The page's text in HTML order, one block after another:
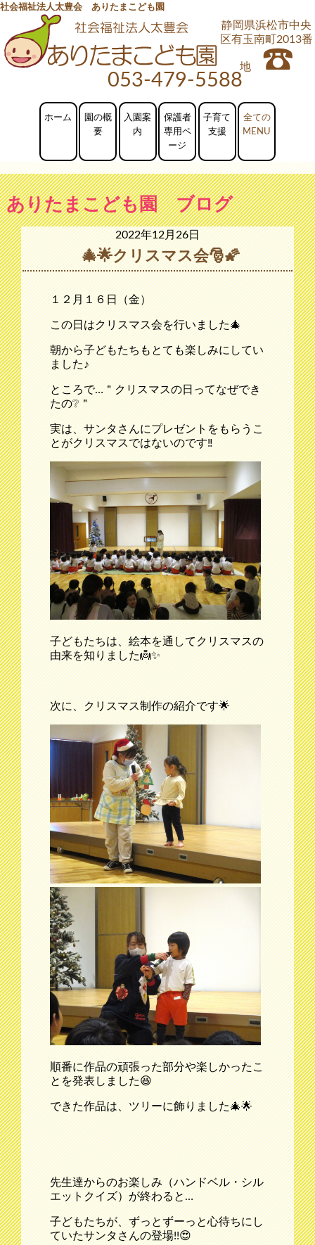
社会福祉法人太豊会 ありたまこども園
静岡県浜松市中央
区有玉南町2013番
地
053-479-5588
ホーム
園の概
要
入園案
内
保護者
専用ペ
ージ
子育て
支援
ありたまこども園 ブログ
2022年12月26日
🎄🌟クリスマス会🎅🌠
１２月１６日（金）
この日はクリスマス会を行いました🎄
朝から子どもたちもとても楽しみにしてい
ました♪
ところで…＂クリスマスの日ってなぜでき
たの❔＂
実は、サンタさんにプレゼントをもらうこ
とがクリスマスではないのです‼
子どもたちは、絵本を通してクリスマスの
由来を知りました👼✨
次に、クリスマス制作の紹介です🌟
順番に作品の頑張った部分や楽しかったこ
とを発表しました😆
できた作品は、ツリーに飾りました🎄🌟
先生達からのお楽しみ（ハンドベル・シル
エットクイズ）が終わると…
子どもたちが、ずっとずーっと心待ちにし
ていたサンタさんの登場!!😍